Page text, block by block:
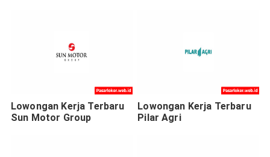
Lowongan Kerja Terbaru
Sun Motor Group
Lowongan Kerja Terbaru
Pilar Agri